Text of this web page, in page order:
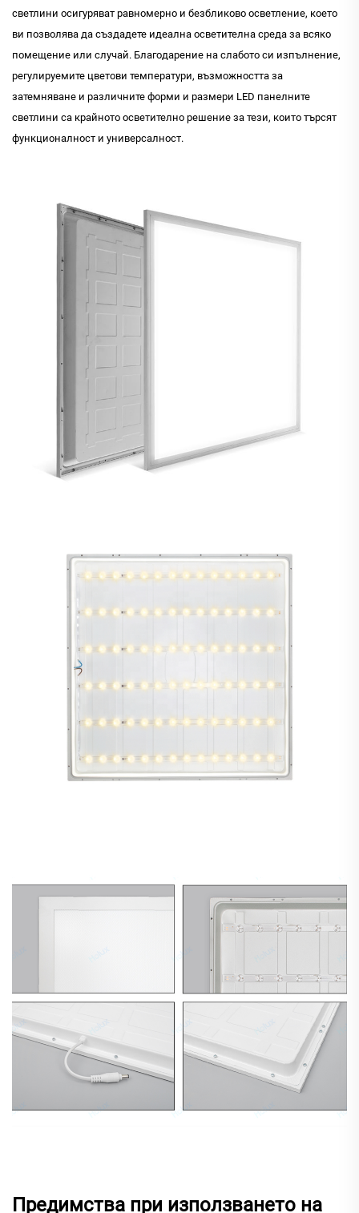
светлини осигуряват равномерно и безбликово осветление, което
ви позволява да създадете идеална осветителна среда за всяко
помещение или случай. Благодарение на слабото си изпълнение,
регулируемите цветови температури, възможността за
затемняване и различните форми и размери LED панелните
светлини са крайното осветително решение за тези, които търсят
функционалност и универсалност.
Предимства при използването на